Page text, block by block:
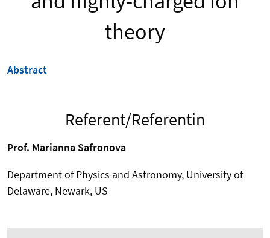
theory
Abstract
Referent/Referentin
Prof. Marianna Safronova
Department of Physics and Astronomy, University of
Delaware, Newark, US